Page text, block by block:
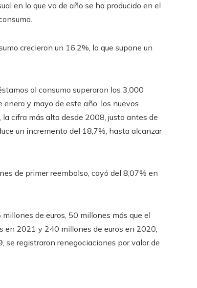
en lo que va de año se ha producido en el
crecieron un 16,2%, lo que supone un
al consumo superaron los 3.000
enero y mayo de este año, los nuevos
cifra más alta desde 2008, justo antes de
un incremento del 18,7%, hasta alcanzar
de primer reembolso, cayó del 8,07% en
de euros, 50 millones más que el
en 2021 y 240 millones de euros en 2020,
registraron renegociaciones por valor de